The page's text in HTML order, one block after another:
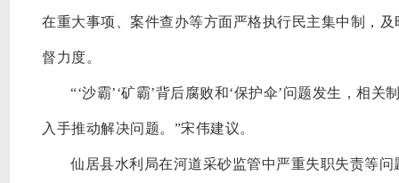
在重大事项、案件查办等方面严格执行民主集中制，
督力度。
“‘沙霸’‘矿霸’背后腐败和‘保护伞’问题发生，相
入手推动解决问题。”宋伟建议。
仙居县水利局在河道采砂监管中严重失职失责等